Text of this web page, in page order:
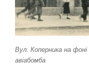
Вул. Коперника на
авіабомба